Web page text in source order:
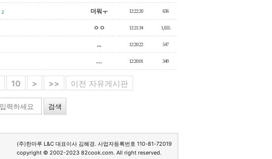
2 더워ㅜ 12:22:20 636
ㅇㅇ 12:21:34 1,655
… 12:20:22 547
... 12:20:01 349
10 > >> 이전 자유게시판
(주)한마루 L&C 대표이사 김혜경. 사업자등록번호 110-81-72019
copyright © 2002-2023 82cook.com. All right reserved.